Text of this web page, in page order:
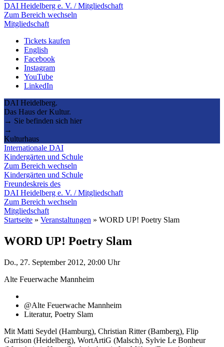
DAI Heidelberg e. V. / Mitgliedschaft
Zum Bereich wechseln
Mitgliedschaft
Tickets kaufen
English
Facebook
Instagram
YouTube
LinkedIn
DAI Heidelberg.
Das Haus der Kultur.
→ Sie befinden sich hier
→
Kulturhaus
Internationale DAI
Kindergärten und Schule
Zum Bereich wechseln
Kindergärten und Schule
Freundeskreis des
DAI Heidelberg e. V. / Mitgliedschaft
Zum Bereich wechseln
Mitgliedschaft
Startseite » Veranstaltungen » WORD UP! Poetry Slam
WORD UP! Poetry Slam
Do., 27. September 2012, 20:00 Uhr
Alte Feuerwache Mannheim
@Alte Feuerwache Mannheim
Literatur, Poetry Slam
Mit Matti Seydel (Hamburg), Christian Ritter (Bamberg), Flip
Garrison (Heidelberg), WortArtiG (Malsch), Sylvie Le Bonheur